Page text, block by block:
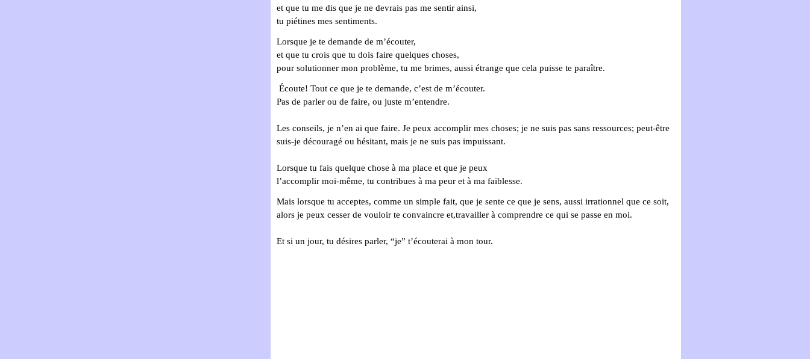
et que tu me dis que je ne devrais pas me sentir ainsi,
tu piétines mes sentiments.
Lorsque je te demande de m’écouter,
et que tu crois que tu dois faire quelques choses,
pour solutionner mon problème, tu me brimes, aussi étrange que cela puisse te paraître.
Écoute! Tout ce que je te demande, c’est de m’écouter.
Pas de parler ou de faire, ou juste m’entendre.
Les conseils, je n’en ai que faire. Je peux accomplir mes choses; je ne suis pas sans ressources; peut-être
suis-je découragé ou hésitant, mais je ne suis pas impuissant.
Lorsque tu fais quelque chose à ma place et que je peux
l’accomplir moi-même, tu contribues à ma peur et à ma faiblesse.
Mais lorsque tu acceptes, comme un simple fait, que je sente ce que je sens, aussi irrationnel que ce soit,
alors je peux cesser de vouloir te convaincre et,travailler à comprendre ce qui se passe en moi.
Et si un jour, tu désires parler, “je” t’écouterai à mon tour.